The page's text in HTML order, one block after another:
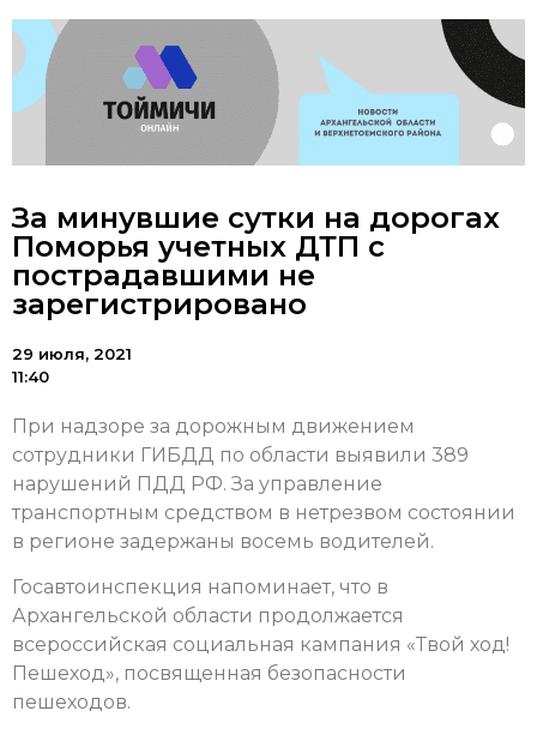
За минувшие сутки на дорогах
Поморья учетных ДТП с
пострадавшими не
зарегистрировано
29 июля, 2021
11:40
При надзоре за дорожным движением
сотрудники ГИБДД по области выявили 389
нарушений ПДД РФ. За управление
транспортным средством в нетрезвом состоянии
в регионе задержаны восемь водителей.
Госавтоинспекция напоминает, что в
Архангельской области продолжается
всероссийская социальная кампания «Твой ход!
Пешеход», посвященная безопасности
пешеходов.